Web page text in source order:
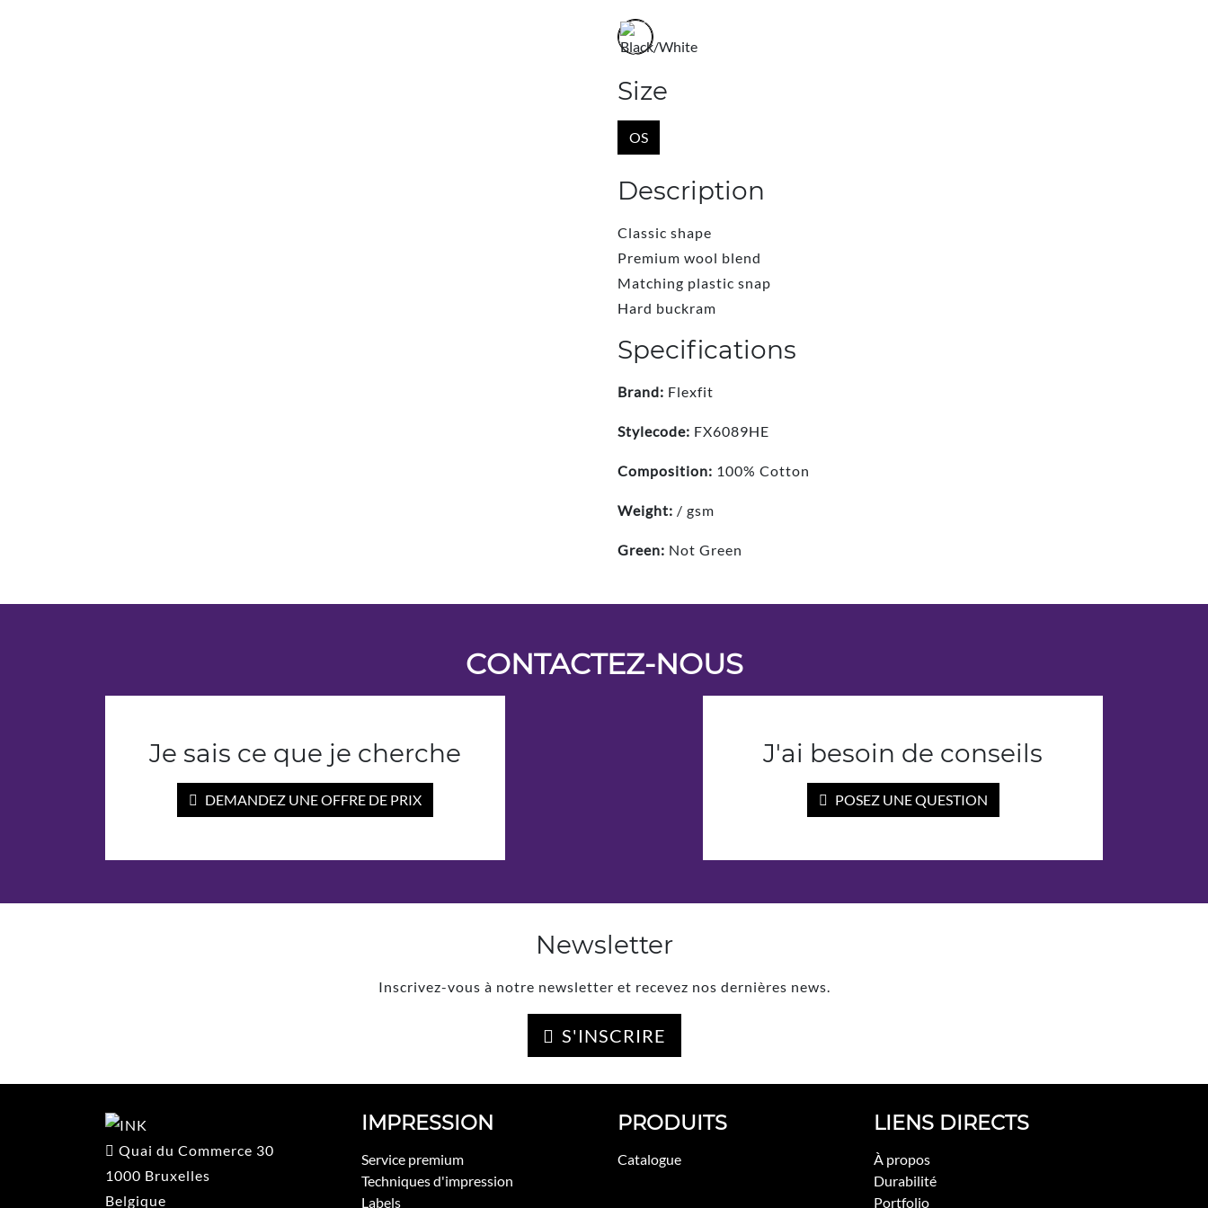
Size
OS
Description
Classic shape
Premium wool blend
Matching plastic snap
Hard buckram
Specifications
Brand: Flexfit
Stylecode: FX6089HE
Composition: 100% Cotton
Weight: / gsm
Green: Not Green
CONTACTEZ-NOUS
Je sais ce que je cherche
DEMANDEZ UNE OFFRE DE PRIX
J'ai besoin de conseils
POSEZ UNE QUESTION
Newsletter
Inscrivez-vous à notre newsletter et recevez nos dernières news.
S'INSCRIRE
Quai du Commerce 30
1000 Bruxelles
Belgique
IMPRESSION
Service premium
Techniques d'impression
Labels
PRODUITS
Catalogue
LIENS DIRECTS
À propos
Durabilité
Portfolio